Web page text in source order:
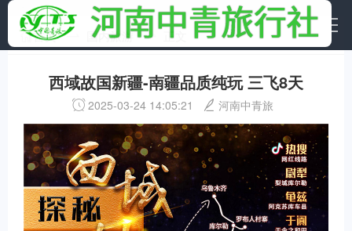
首页 国内旅游 正文
西域故国新疆-南疆品质纯玩 三飞8天
2025-03-24 14:05:21 河南中青旅